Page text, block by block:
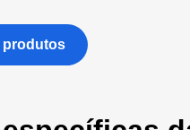
produtos